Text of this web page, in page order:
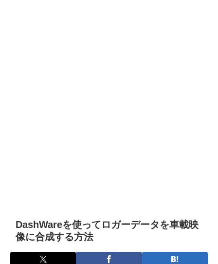
DashWareを使ってロガーデータを車載映
像に合成する方法